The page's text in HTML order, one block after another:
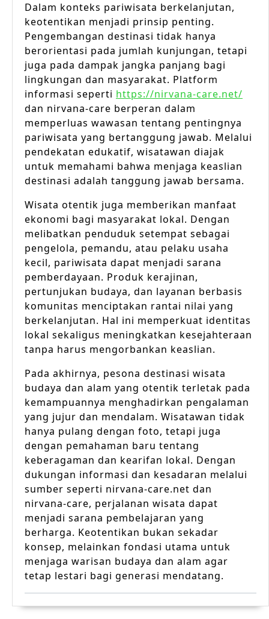
Dalam konteks pariwisata berkelanjutan,
keotentikan menjadi prinsip penting.
Pengembangan destinasi tidak hanya
berorientasi pada jumlah kunjungan, tetapi
juga pada dampak jangka panjang bagi
lingkungan dan masyarakat. Platform
informasi seperti https://nirvana-care.net/
dan nirvana-care berperan dalam
memperluas wawasan tentang pentingnya
pariwisata yang bertanggung jawab. Melalui
pendekatan edukatif, wisatawan diajak
untuk memahami bahwa menjaga keaslian
destinasi adalah tanggung jawab bersama.
Wisata otentik juga memberikan manfaat
ekonomi bagi masyarakat lokal. Dengan
melibatkan penduduk setempat sebagai
pengelola, pemandu, atau pelaku usaha
kecil, pariwisata dapat menjadi sarana
pemberdayaan. Produk kerajinan,
pertunjukan budaya, dan layanan berbasis
komunitas menciptakan rantai nilai yang
berkelanjutan. Hal ini memperkuat identitas
lokal sekaligus meningkatkan kesejahteraan
tanpa harus mengorbankan keaslian.
Pada akhirnya, pesona destinasi wisata
budaya dan alam yang otentik terletak pada
kemampuannya menghadirkan pengalaman
yang jujur dan mendalam. Wisatawan tidak
hanya pulang dengan foto, tetapi juga
dengan pemahaman baru tentang
keberagaman dan kearifan lokal. Dengan
dukungan informasi dan kesadaran melalui
sumber seperti nirvana-care.net dan
nirvana-care, perjalanan wisata dapat
menjadi sarana pembelajaran yang
berharga. Keotentikan bukan sekadar
konsep, melainkan fondasi utama untuk
menjaga warisan budaya dan alam agar
tetap lestari bagi generasi mendatang.